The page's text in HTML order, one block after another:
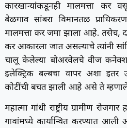
कारखान्यांकडूनही मालमत्ता
बेळगाव सांबरा विमानतळ
मालमत्ता कर जमा झाला आहे. तसेच,
कर आकारला जात असल्याचे त्यांनी
चालू केलेल्या बोअरवेलचे वीज
इलेक्ट्रिक बल्बचा वापर अशा
कोटींची बचत झाली आहे असे ते
महात्मा गांधी राष्ट्रीय ग्रामीण
गावांमध्ये कार्यान्वित करण्यात